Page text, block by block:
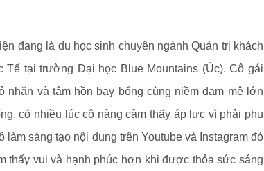
đang là du học sinh chuyên ngành Quản trị khách
Tế tại trường Đại học Blue Mountains (Úc). Cô gái
và tâm hồn bay bổng cùng niềm đam mê lớn
có nhiều lúc cô nàng cảm thấy áp lực vì phải phụ
sáng tạo nội dung trên Youtube và Instagram đó
thấy vui và hạnh phúc hơn khi được thỏa sức sáng